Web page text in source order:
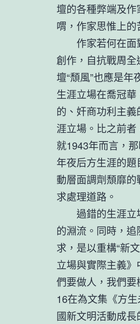
壇的各種弊端及
喟，作家思惟上
作家若何在
創作，自抗戰周
壇“頹風”也應是
生涯立場在喬冠
的、奸商功利主
涯立場。比之前
就1943年而言，
年夜后方生涯的題
動層面調劑頹靡
求處理道路。
過錯的生涯
的淵流。同時，
求，是以重構“新
立場與實際主義
們要做人，我們
16在為文集《方
國新文明活動成長